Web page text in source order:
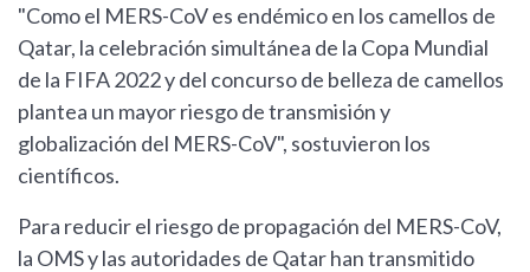
"Como el MERS-CoV es endémico en los camellos de
Qatar, la celebración simultánea de la Copa Mundial
de la FIFA 2022 y del concurso de belleza de camellos
plantea un mayor riesgo de transmisión y
globalización del MERS-CoV", sostuvieron los
científicos.
Para reducir el riesgo de propagación del MERS-CoV,
la OMS y las autoridades de Qatar han transmitido